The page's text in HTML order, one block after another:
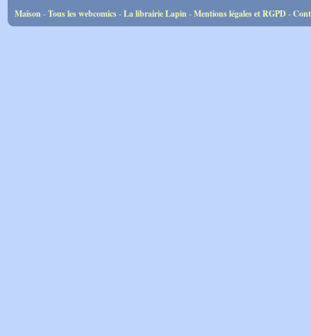
Maison-Tous les webcomics-La librairie Lapin-Mentions légales et RGPD-